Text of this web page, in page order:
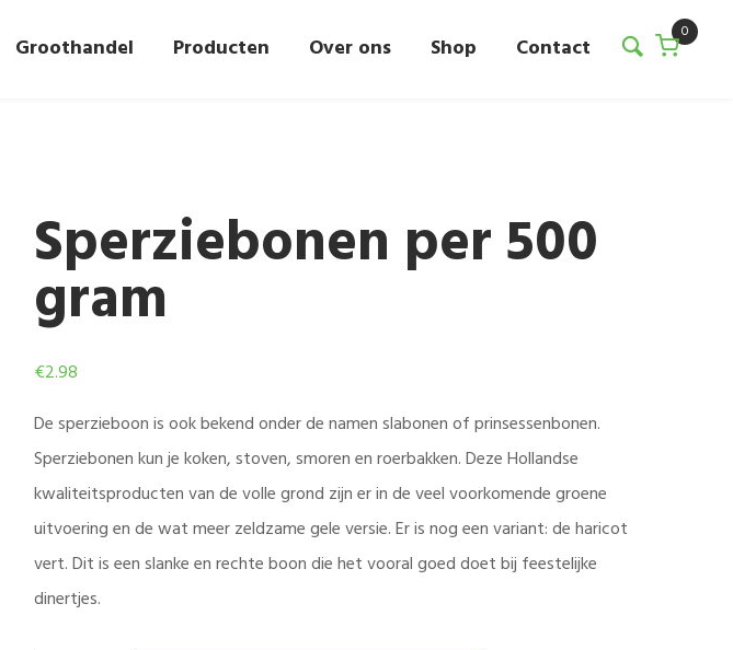
Groothandel Producten Over ons Shop Contact
0
Sperziebonen per 500
gram
€2.98
De sperzieboon is ook bekend onder de namen slabonen of prinsessenbonen.
Sperziebonen kun je koken, stoven, smoren en roerbakken. Deze Hollandse
kwaliteitsproducten van de volle grond zijn er in de veel voorkomende groene
uitvoering en de wat meer zeldzame gele versie. Er is nog een variant: de haricot
vert. Dit is een slanke en rechte boon die het vooral goed doet bij feestelijke
dinertjes.